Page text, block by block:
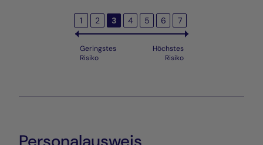
1 2 3 4 5 6 7
Geringstes
Risiko
Höchstes
Risiko